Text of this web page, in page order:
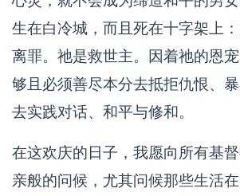
生在白冷城，而且死在十字架上
离罪。祂是救世主。因着祂的恩
够且必须善尽本分去抵拒仇恨、
去实践对话、和平与修和。
在这欢庆的日子，我愿向所有基
亲般的问候，尤其问候那些生活